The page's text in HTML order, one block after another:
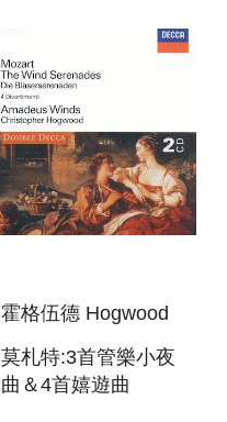
霍格伍德 Hogwood
莫札特:3首管樂小夜
曲＆4首嬉遊曲